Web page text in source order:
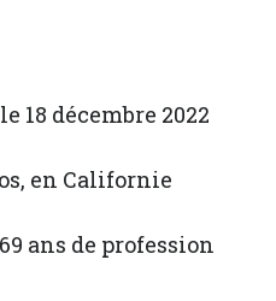
18 décembre 2022
en Californie
ans de profession